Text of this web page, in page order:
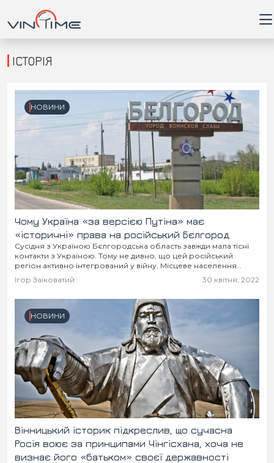
Війна
Новини
Кримінал
Здоров'я
Приватна думка
В кулуарах
Місто
Життя
Відео
Конфлікти
Партнери
Спорт
Історія
Спорт
Футбол
Контакти
Підписатись на нас у Telegram
ІСТОРІЯ
НОВИНИ
Чому Україна «за версією Путіна» має
«історичні» права на російський Бєлгород
Сусідня з Україною Бєлгородська область завжди мала тісні
контакти з Україною. Тому не дивно, що цей російський
регіон активно інтегрований у війну. Місцеве населення
намагаються залякати бомбардуванням. Цієї ночі їх...
Ігор Заіковатий 30 квітня, 2022
НОВИНИ
Вінницький історик підкреслив, що сучасна
Росія воює за принципами Чінгісхана, хоча не
визнає його «батьком» своєї державності